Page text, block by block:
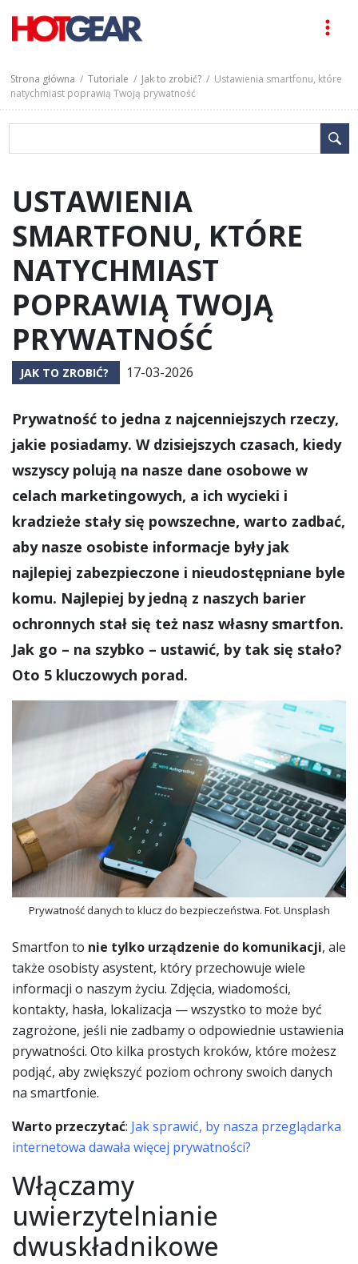
Strona główna /Tutoriale / Jak to zrobić? / Ustawienia smartfonu, które
natychmiast poprawią Twoją prywatność
USTAWIENIA
SMARTFONU, KTÓRE
NATYCHMIAST
POPRAWIĄ TWOJĄ
PRYWATNOŚĆ
JAK TO ZROBIĆ? 17-03-2026
Prywatność to jedna z najcenniejszych rzeczy,
jakie posiadamy. W dzisiejszych czasach, kiedy
wszyscy polują na nasze dane osobowe w
celach marketingowych, a ich wycieki i
kradzieże stały się powszechne, warto zadbać,
aby nasze osobiste informacje były jak
najlepiej zabezpieczone i nieudostępniane byle
komu. Najlepiej by jedną z naszych barier
ochronnych stał się też nasz własny smartfon.
Jak go – na szybko – ustawić, by tak się stało?
Oto 5 kluczowych porad.
Prywatność danych to klucz do bezpieczeństwa. Fot. Unsplash
Smartfon to nie tylko urządzenie do komunikacji, ale
także osobisty asystent, który przechowuje wiele
informacji o naszym życiu. Zdjęcia, wiadomości,
kontakty, hasła, lokalizacja — wszystko to może być
zagrożone, jeśli nie zadbamy o odpowiednie ustawienia
prywatności. Oto kilka prostych kroków, które możesz
podjąć, aby zwiększyć poziom ochrony swoich danych
na smartfonie.
Warto przeczytać: Jak sprawić, by nasza przeglądarka
internetowa dawała więcej prywatności?
Włączamy
uwierzytelnianie
dwuskładnikowe